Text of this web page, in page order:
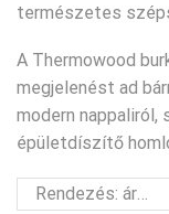
természetes
A Thermowood
megjelenést ad
modern nappaliról,
épületdíszítő